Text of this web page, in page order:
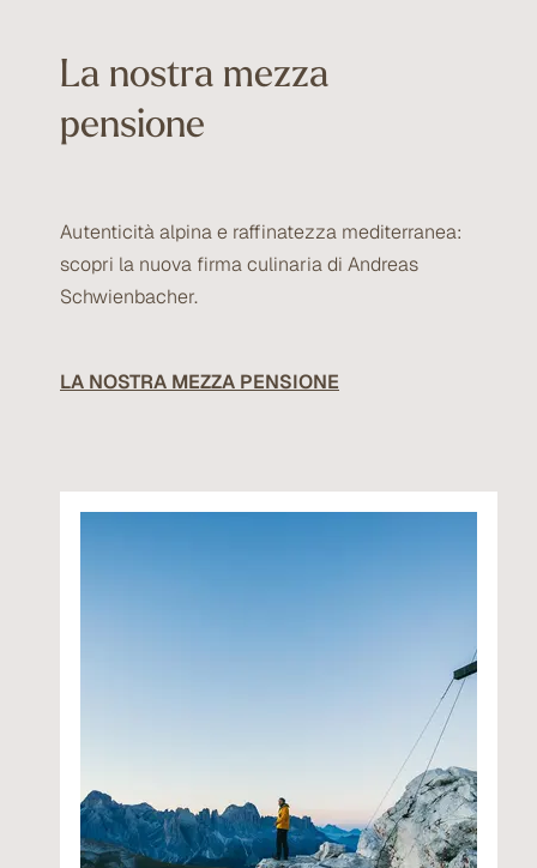
10% di vantaggio presso il nostro partner
di noleggio sci
Punto informativo scuola sci in hotel
La nostra mezza
pensione
Autenticità alpina e raffinatezza mediterranea:
scopri la nuova firma culinaria di Andreas
Schwienbacher.
LA NOSTRA MEZZA PENSIONE